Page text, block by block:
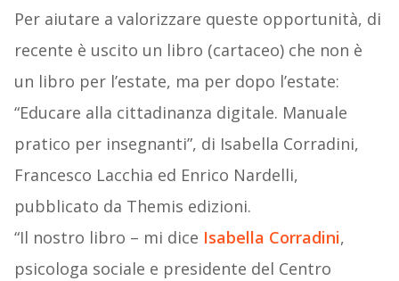
Per aiutare a valorizzare queste opportunità, di
recente è uscito un libro (cartaceo) che non è
un libro per l’estate, ma per dopo l’estate:
“Educare alla cittadinanza digitale. Manuale
pratico per insegnanti”, di Isabella Corradini,
Francesco Lacchia ed Enrico Nardelli,
pubblicato da Themis edizioni.
“Il nostro libro – mi dice Isabella Corradini,
psicologa sociale e presidente del Centro